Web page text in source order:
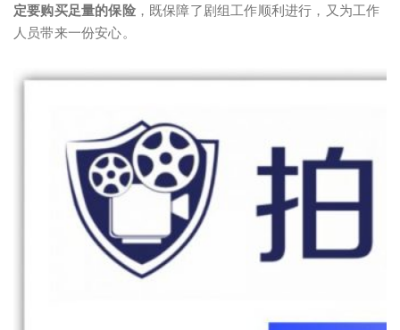
定要购买足量的保险，既保障了剧组工作顺利进行，又为工作
人员带来一份安心。